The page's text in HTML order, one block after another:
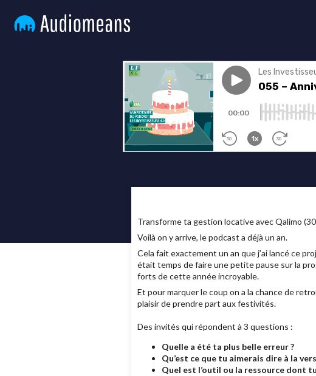
Transforme ta gestion locative avec Qalimo
Voilà on y arrive, le podcast a déjà un an.
Cela fait exactement un an que j’ai lancé ce
était temps de faire une petite pause sur la
forts de cette année incroyable.
Et pour marquer le coup on a la chance de
plaisir de prendre part aux festivités.
Des invités qui répondent à 3 questions :
Quelle a été ta plus belle erreur ?
Qu’est ce que tu aimerais dire à la
Quel est l’outil ou la ressource dont